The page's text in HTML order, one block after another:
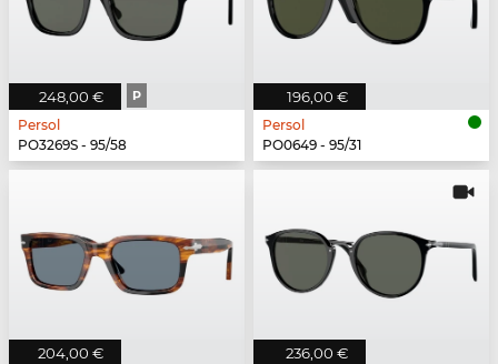
248,00 € P
Persol
PO3269S - 95/58
196,00 €
Persol
PO0649 - 95/31
204,00 € 236,00 €